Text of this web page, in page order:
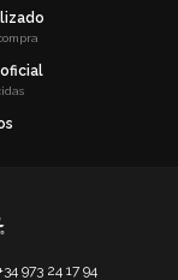
973 24 17 94